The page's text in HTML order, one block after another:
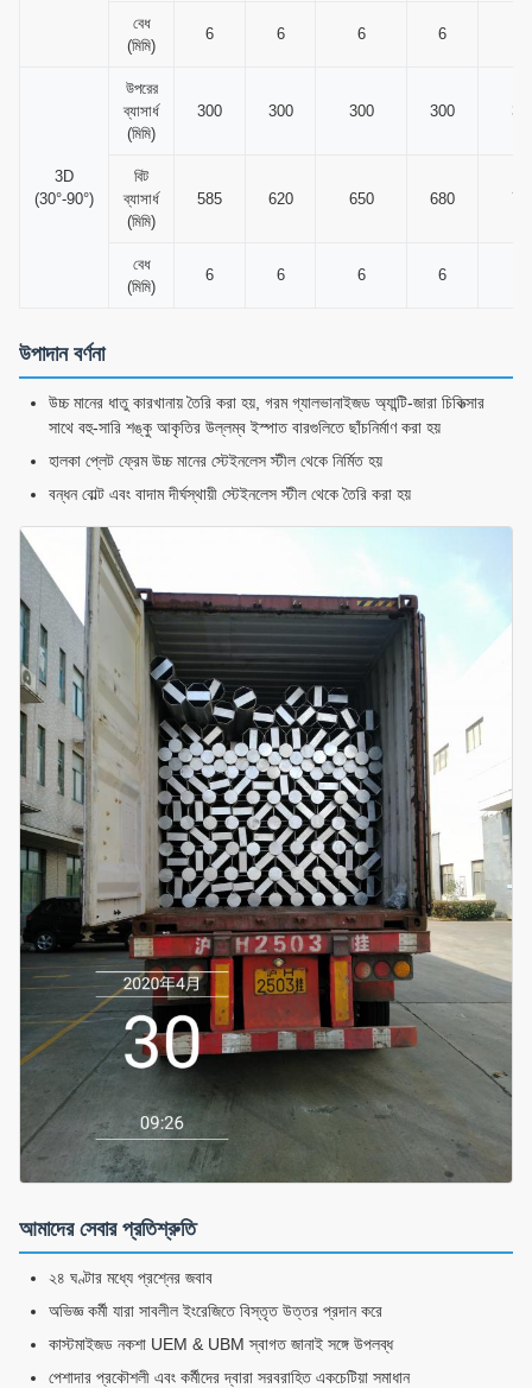
বেধ
(মিমি)
6 6 6 6
3D
(30°-90°)
উপরের
ব্যাসার্ধ
(মিমি)
300 300 300 300
বিট
ব্যাসার্ধ
(মিমি)
585 620 650 680
বেধ
(মিমি)
6 6 6 6
উপাদান বর্ণনা
উচ্চ মানের ধাতু কারখানায় তৈরি করা হয়, গরম গ্যালভানাইজড অ্যান্টি-জারা চিকিত্সার
সাথে বহু-সারি শঙ্কু আকৃতির উল্লম্ব ইস্পাত বারগুলিতে ছাঁচনির্মাণ করা হয়
হালকা প্লেট ফ্রেম উচ্চ মানের স্টেইনলেস স্টীল থেকে নির্মিত হয়
বন্ধন বোল্ট এবং বাদাম দীর্ঘস্থায়ী স্টেইনলেস স্টীল থেকে তৈরি করা হয়
আমাদের সেবার প্রতিশ্রুতি
২৪ ঘণ্টার মধ্যে প্রশ্নের জবাব
অভিজ্ঞ কর্মী যারা সাবলীল ইংরেজিতে বিস্তৃত উত্তর প্রদান করে
কাস্টমাইজড নকশা UEM & UBM স্বাগত জানাই সঙ্গে উপলব্ধ
পেশাদার প্রকৌশলী এবং কর্মীদের দ্বারা সরবরাহিত একচেটিয়া সমাধান